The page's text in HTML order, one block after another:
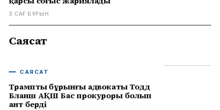
3 САҒ БҰРЫН
Саясат
САЯСАТ
Трамптың бұрынғы адвокаты Тодд
Бланш АҚШ Бас прокуроры болып
ант берді